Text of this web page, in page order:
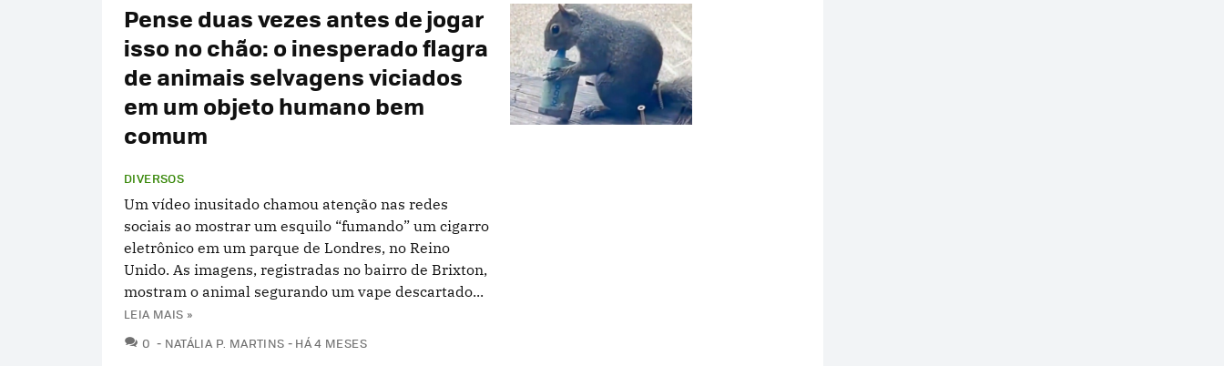
Pense duas vezes antes de jogar
isso no chão: o inesperado flagra
de animais selvagens viciados
em um objeto humano bem
comum
DIVERSOS
Um vídeo inusitado chamou atenção nas redes
sociais ao mostrar um esquilo “fumando” um cigarro
eletrônico em um parque de Londres, no Reino
Unido. As imagens, registradas no bairro de Brixton,
mostram o animal segurando um vape descartado...
LEIA MAIS »
0 COMENTÁRIOS
NATÁLIA P. MARTINS HÁ 4 MESES